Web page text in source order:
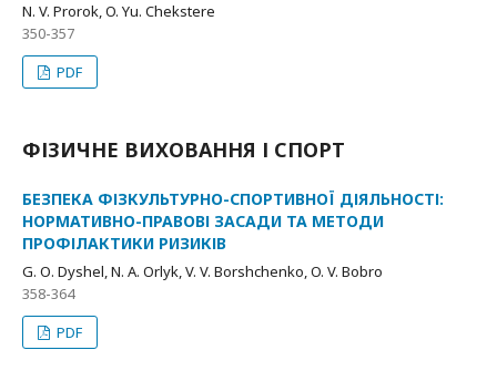
N. V. Prorok, O. Yu. Chekstere
350-357
PDF
ФІЗИЧНЕ ВИХОВАННЯ І СПОРТ
БЕЗПЕКА ФІЗКУЛЬТУРНО-СПОРТИВНОЇ ДІЯЛЬНОСТІ:
НОРМАТИВНО-ПРАВОВІ ЗАСАДИ ТА МЕТОДИ
ПРОФІЛАКТИКИ РИЗИКІВ
G. О. Dyshel, N. А. Orlyk, V. V. Borshchenko, O. V. Bobro
358-364
PDF